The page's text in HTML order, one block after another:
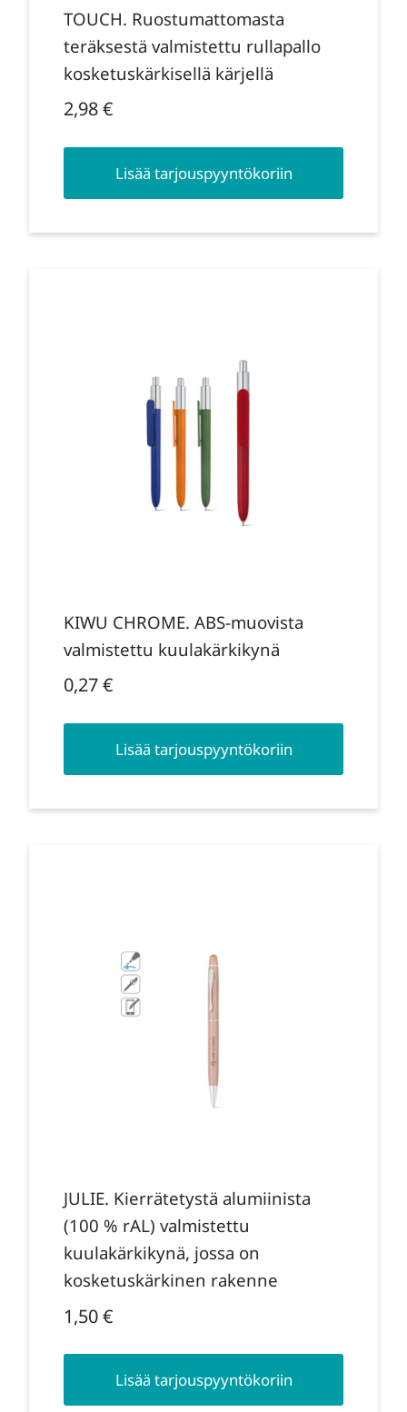
TOUCH. Ruostumattomasta
teräksestä valmistettu rullapallo
kosketuskärkisellä kärjellä
2,98€
Lisää tarjouspyyntökoriin
KIWU CHROME. ABS-muovista
valmistettu kuulakärkikynä
0,27€
Lisää tarjouspyyntökoriin
JULIE. Kierrätetystä alumiinista
(100 % rAL) valmistettu
kuulakärkikynä, jossa on
kosketuskärkinen rakenne
1,50€
Lisää tarjouspyyntökoriin